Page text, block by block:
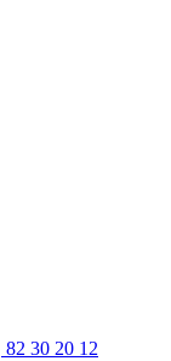
82 30 20 12